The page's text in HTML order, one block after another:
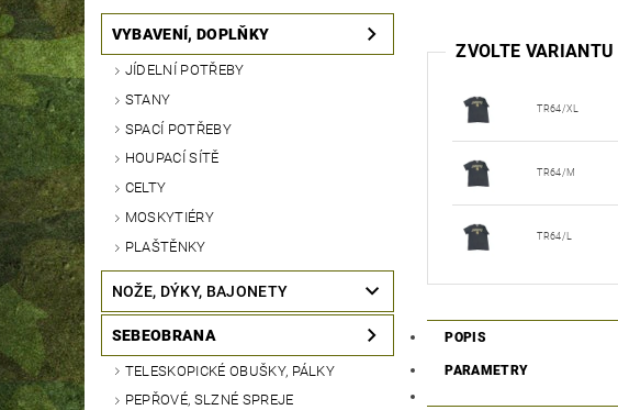
VYBAVENÍ, DOPLŇKY
JÍDELNÍ POTŘEBY
STANY
SPACÍ POTŘEBY
HOUPACÍ SÍTĚ
CELTY
MOSKYTIÉRY
PLAŠTĚNKY
NOŽE, DÝKY, BAJONETY
SEBEOBRANA
TELESKOPICKÉ OBUŠKY, PÁLKY
PEPŘOVÉ, SLZNÉ SPREJE
ZVOLTE VARIANTU
TR64/XL
TR64/M
TR64/L
POPIS
PARAMETRY